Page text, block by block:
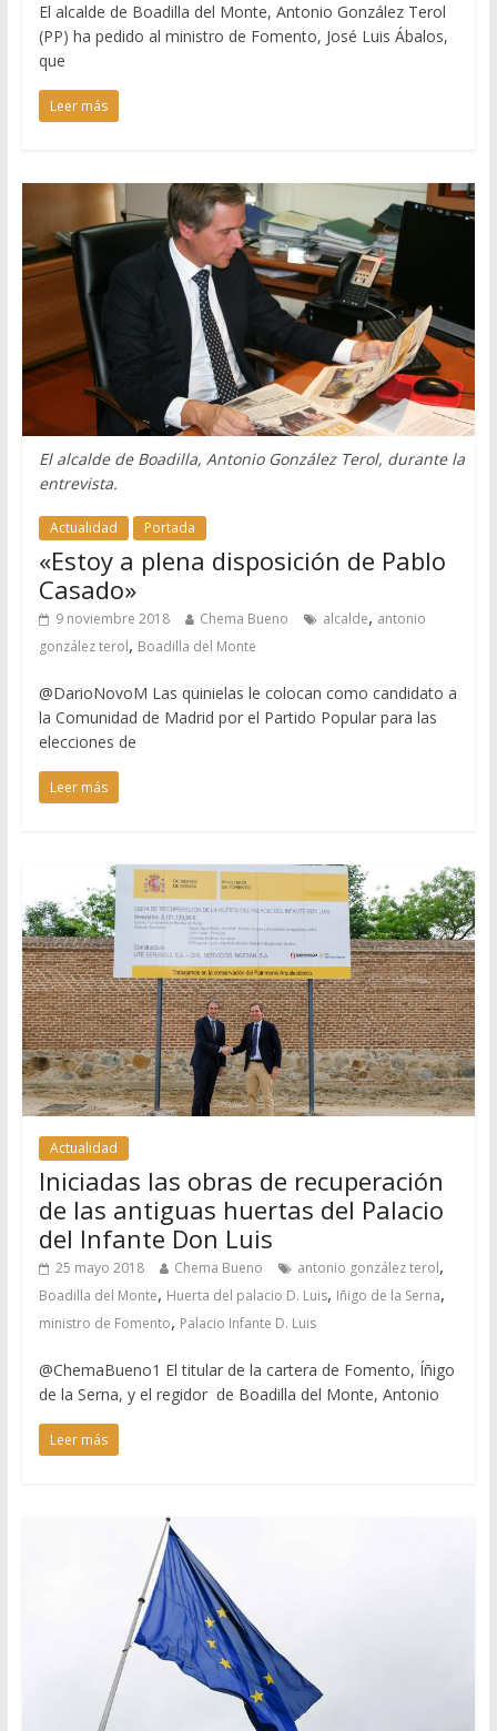
El alcalde de Boadilla del Monte, Antonio González Terol
(PP) ha pedido al ministro de Fomento, José Luis Ábalos,
que
Leer más
El alcalde de Boadilla, Antonio González Terol, durante la
entrevista.
Actualidad Portada
«Estoy a plena disposición de Pablo
Casado»
9 noviembre 2018 Chema Bueno alcalde, antonio
gonzález terol, Boadilla del Monte
@DarioNovoM Las quinielas le colocan como candidato a
la Comunidad de Madrid por el Partido Popular para las
elecciones de
Leer más
Actualidad
Iniciadas las obras de recuperación
de las antiguas huertas del Palacio
del Infante Don Luis
25 mayo 2018 Chema Bueno antonio gonzález terol,
Boadilla del Monte, Huerta del palacio D. Luis, Iñigo de la Serna,
ministro de Fomento, Palacio Infante D. Luis
@ChemaBueno1 El titular de la cartera de Fomento, Íñigo
de la Serna, y el regidor de Boadilla del Monte, Antonio
Leer más